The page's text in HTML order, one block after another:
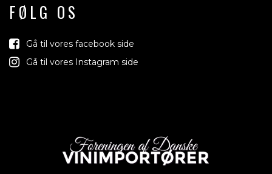
FØLG OS
Gå til vores facebook side
Gå til vores Instagram side